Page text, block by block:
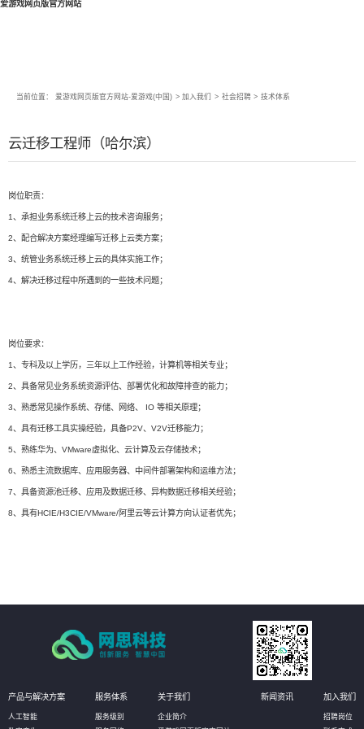
爱游戏网页版官方网站
当前位置： 爱游戏网页版官方网站-爱游戏(中国) > 加入我们 > 社会招聘 > 技术体系
云迁移工程师（哈尔滨）
岗位职责：
1、承担业务系统迁移上云的技术咨询服务；
2、配合解决方案经理编写迁移上云类方案；
3、统管业务系统迁移上云的具体实施工作；
4、解决迁移过程中所遇到的一些技术问题；
岗位要求：
1、专科及以上学历，三年以上工作经验，计算机等相关专业；
2、具备常见业务系统资源评估、部署优化和故障排查的能力；
3、熟悉常见操作系统、存储、网络、 IO 等相关原理；
4、具有迁移工具实操经验，具备P2V、V2V迁移能力；
5、熟练华为、VMware虚拟化、云计算及云存储技术；
6、熟悉主流数据库、应用服务器、中间件部署架构和运维方法；
7、具备资源池迁移、应用及数据迁移、异构数据迁移相关经验；
8、具有HCIE/H3CIE/VMware/阿里云等云计算方向认证者优先；
产品与解决方案
人工智能
服务体系
服务级别
关于我们
企业简介
新闻资讯 加入我们
招聘岗位